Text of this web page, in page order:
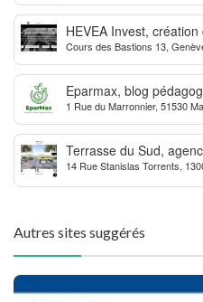
HEVEA Invest,
Suisse
Cours des Bastions 13,
Eparmax, blog
personnelles
1 Rue du Marronnier, 51530
Terrasse du Sud,
14 Rue Stanislas Torrents,
Autres sites suggérés